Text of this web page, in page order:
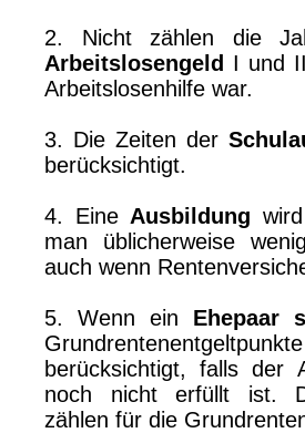
2. Nicht zählen die
Arbeitslosengeld I und
Arbeitslosenhilfe war.
3. Die Zeiten der
berücksichtigt.
4. Eine Ausbildung
man üblicherweise
auch wenn
5. Wenn ein Ehepaar
berücksichtigt, falls der
noch nicht erfüllt ist.
zählen für die